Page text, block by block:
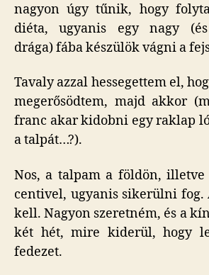
nagyon úgy tűnik, hogy
diéta, ugyanis egy nagy (és
drága) fába készülök vágni a
Tavaly azzal hessegettem el,
megerősödtem, majd akkor
franc akar kidobni egy raklap
a talpát…?).
Nos, a talpam a földön,
centivel, ugyanis sikerülni fog.
kell. Nagyon szeretném, és a
két hét, mire kiderül, hogy
fedezet.